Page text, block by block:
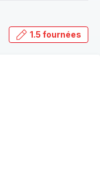
1.5 fournées